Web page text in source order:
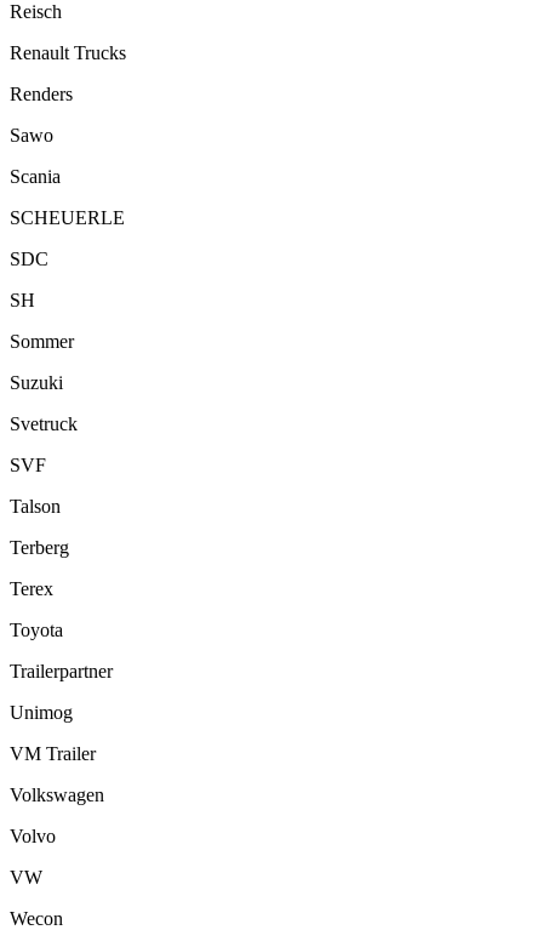
Reisch
Renault Trucks
Renders
Sawo
Scania
SCHEUERLE
SDC
SH
Sommer
Suzuki
Svetruck
SVF
Talson
Terberg
Terex
Toyota
Trailerpartner
Unimog
VM Trailer
Volkswagen
Volvo
VW
Wecon